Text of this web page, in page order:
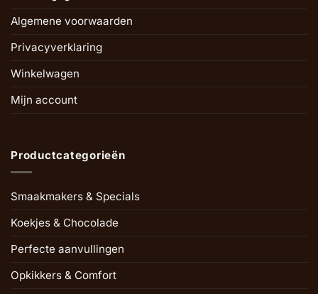
Algemene voorwaarden
Privacyverklaring
Winkelwagen
Mijn account
Productcategorieën
Smaakmakers & Specials
Koekjes & Chocolade
Perfecte aanvullingen
Opkikkers & Comfort